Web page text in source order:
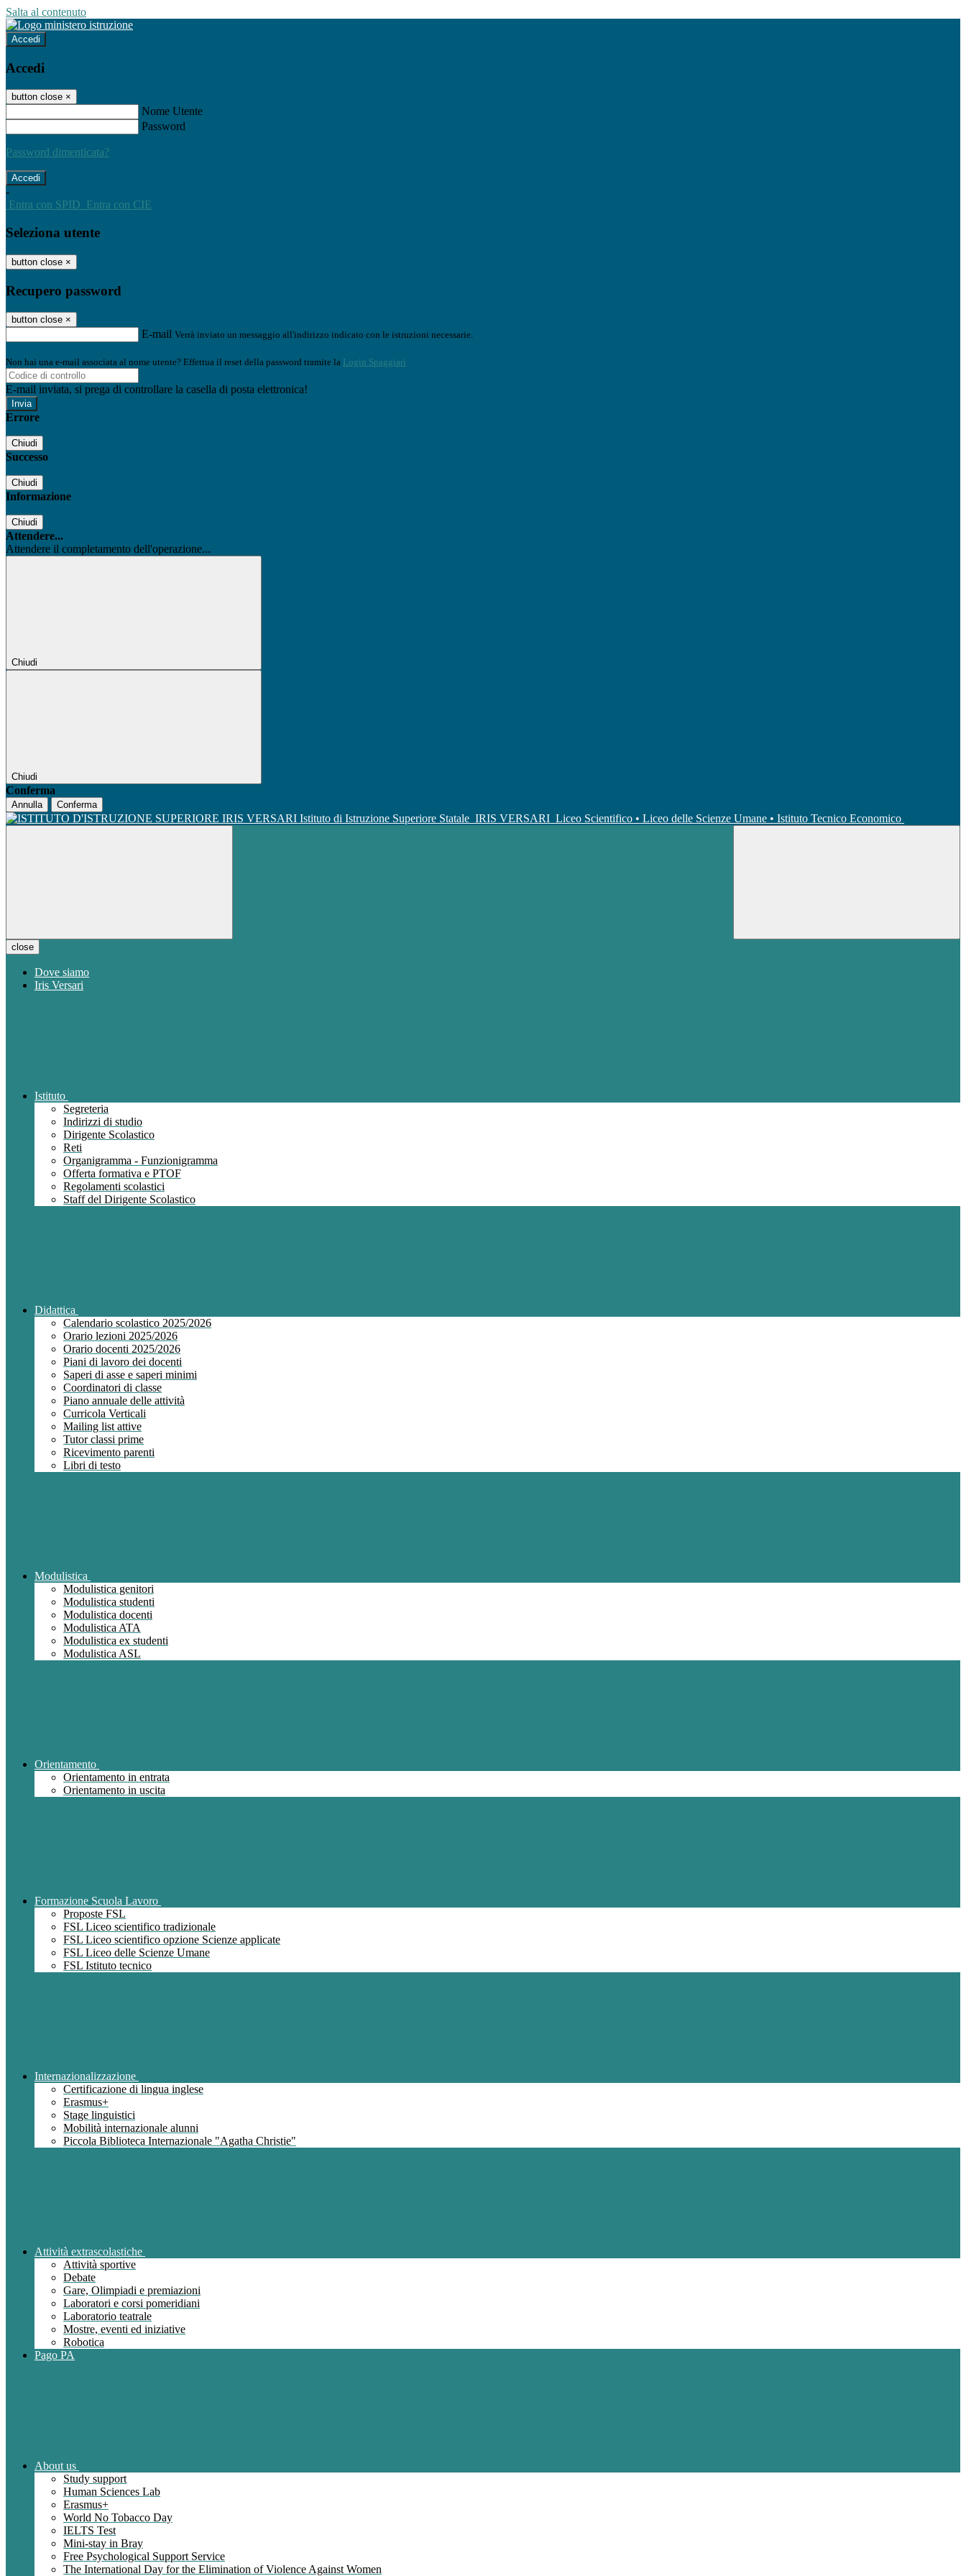
Salta al contenuto
Accedi
Accedi
button close ×
Nome Utente
Password
Password dimenticata?
-
Entra con SPID Entra con CIE
Seleziona utente
button close ×
Recupero password
button close ×
E-mail Verrà inviato un messaggio all'indirizzo indicato con le istruzioni necessarie.
Non hai una e-mail associata al nome utente? Effettua il reset della password tramite la Login Spaggiari
E-mail inviata, si prega di controllare la casella di posta elettronica!
Errore
Chiudi
Successo
Chiudi
Informazione
Chiudi
Attendere...
Attendere il completamento dell'operazione...
Chiudi
Chiudi
Conferma
Annulla Conferma
Istituto di Istruzione Superiore Statale IRIS VERSARI Liceo Scientifico • Liceo delle Scienze Umane • Istituto Tecnico Economico
close
Dove siamo
Iris Versari
Istituto
Segreteria
Indirizzi di studio
Dirigente Scolastico
Reti
Organigramma - Funzionigramma
Offerta formativa e PTOF
Regolamenti scolastici
Staff del Dirigente Scolastico
Didattica
Calendario scolastico 2025/2026
Orario lezioni 2025/2026
Orario docenti 2025/2026
Piani di lavoro dei docenti
Saperi di asse e saperi minimi
Coordinatori di classe
Piano annuale delle attività
Curricola Verticali
Mailing list attive
Tutor classi prime
Ricevimento parenti
Libri di testo
Modulistica
Modulistica genitori
Modulistica studenti
Modulistica docenti
Modulistica ATA
Modulistica ex studenti
Modulistica ASL
Orientamento
Orientamento in entrata
Orientamento in uscita
Formazione Scuola Lavoro
Proposte FSL
FSL Liceo scientifico tradizionale
FSL Liceo scientifico opzione Scienze applicate
FSL Liceo delle Scienze Umane
FSL Istituto tecnico
Internazionalizzazione
Certificazione di lingua inglese
Erasmus+
Stage linguistici
Mobilità internazionale alunni
Piccola Biblioteca Internazionale "Agatha Christie"
Attività extrascolastiche
Attività sportive
Debate
Gare, Olimpiadi e premiazioni
Laboratori e corsi pomeridiani
Laboratorio teatrale
Mostre, eventi ed iniziative
Robotica
Pago PA
About us
Study support
Human Sciences Lab
Erasmus+
World No Tobacco Day
IELTS Test
Mini-stay in Bray
Free Psychological Support Service
The International Day for the Elimination of Violence Against Women